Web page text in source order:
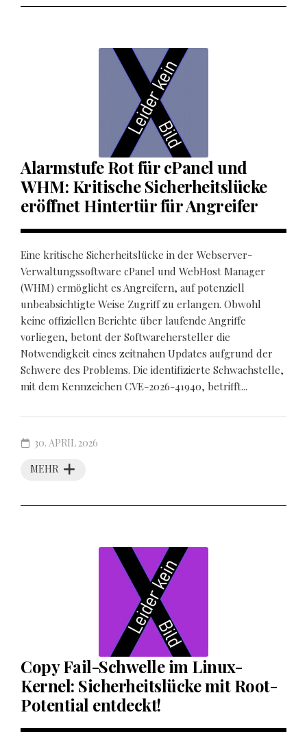
Alarmstufe Rot für cPanel und
WHM: Kritische Sicherheitslücke
eröffnet Hintertür für Angreifer
Eine kritische Sicherheitslücke in der Webserver-
Verwaltungssoftware cPanel und WebHost Manager
(WHM) ermöglicht es Angreifern, auf potenziell
unbeabsichtigte Weise Zugriff zu erlangen. Obwohl
keine offiziellen Berichte über laufende Angriffe
vorliegen, betont der Softwarehersteller die
Notwendigkeit eines zeitnahen Updates aufgrund der
Schwere des Problems. Die identifizierte Schwachstelle,
mit dem Kennzeichen CVE-2026-41940, betrifft...
MEHR
30. APRIL 2026
Copy Fail-Schwelle im Linux-
Kernel: Sicherheitslücke mit Root-
Potential entdeckt!